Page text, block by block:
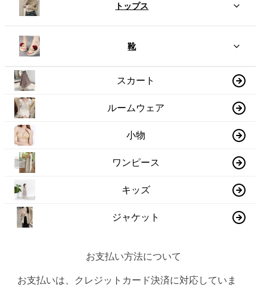
トップス
靴
スカート
ルームウェア
小物
ワンピース
キッズ
ジャケット
お支払い方法について
お支払いは、クレジットカード決済に対応していま